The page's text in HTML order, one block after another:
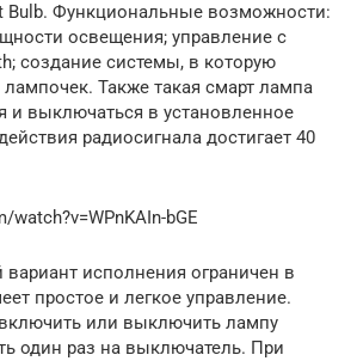
Bulb. Функциональные возможности:
освещения; управление с
создание системы, в которую
лампочек. Также такая смарт лампа
и выключаться в установленное
радиосигнала достигает 40
bGE
исполнения ограничен в
простое и легкое управление.
или выключить лампу
один раз на выключатель. При